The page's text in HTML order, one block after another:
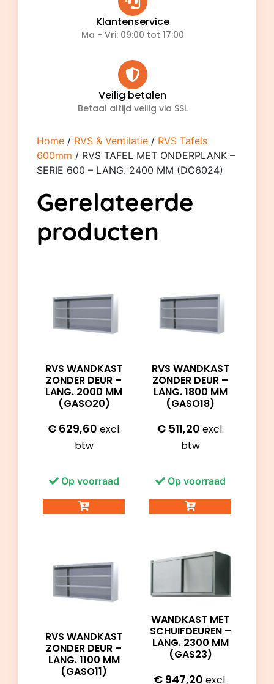
Klantenservice
Ma - Vri: 09:00 tot 17:00
Veilig betalen
Betaal altijd veilig via SSL
Home / RVS & Ventilatie / RVS Tafels
600mm / RVS TAFEL MET ONDERPLANK –
SERIE 600 – LANG. 2400 MM (DC6024)
Gerelateerde
producten
RVS WANDKAST
ZONDER DEUR –
LANG. 2000 MM
(GASO20)
€629,60 excl.
btw
Op voorraad
RVS WANDKAST
ZONDER DEUR –
LANG. 1800 MM
(GASO18)
€ 511,20 excl.
btw
Op voorraad
RVS WANDKAST
ZONDER DEUR –
LANG. 1100 MM
(GASO11)
WANDKAST MET
SCHUIFDEUREN –
LANG. 2300 MM
(GAS23)
€ 947,20 excl.